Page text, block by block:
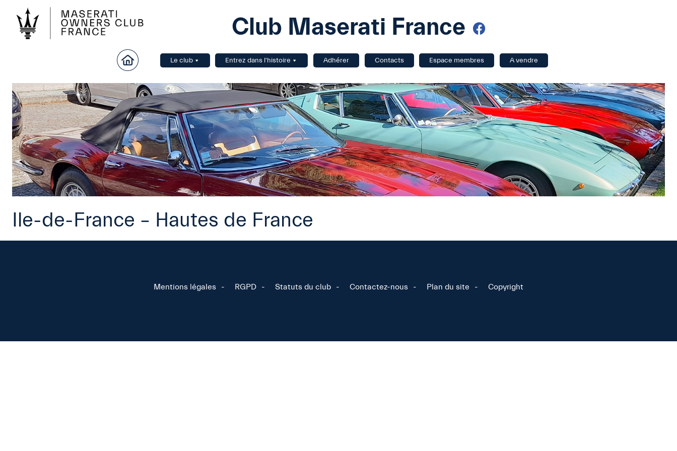
Club Maserati France
Le club Entrez dans l'histoire Adhérer Contacts Espace membres A vendre
Ile-de-France – Hautes de France
Mentions légales RGPD Statuts du club Contactez-nous Plan du site Copyright